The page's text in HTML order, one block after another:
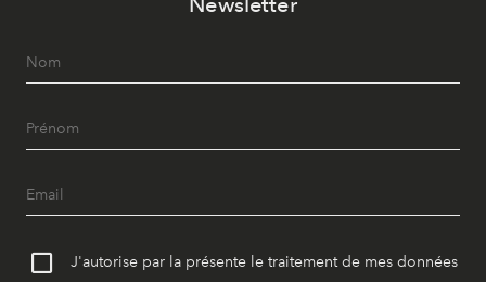
J'autorise par la présente le traitement de mes données